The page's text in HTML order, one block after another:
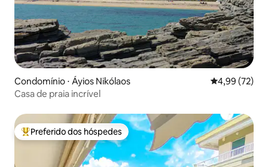
Condomínio ⋅ Áyios Nikólaos 4,99 de uma
4,99 (72)
Casa de praia incrível
Entre os melhores preferidos dos hóspedes
Preferido dos hóspedes